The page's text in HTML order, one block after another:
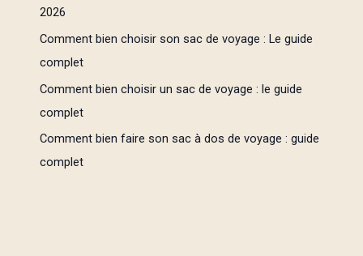
2026
Comment bien choisir son sac de voyage : Le guide
complet
Comment bien choisir un sac de voyage : le guide
complet
Comment bien faire son sac à dos de voyage : guide
complet